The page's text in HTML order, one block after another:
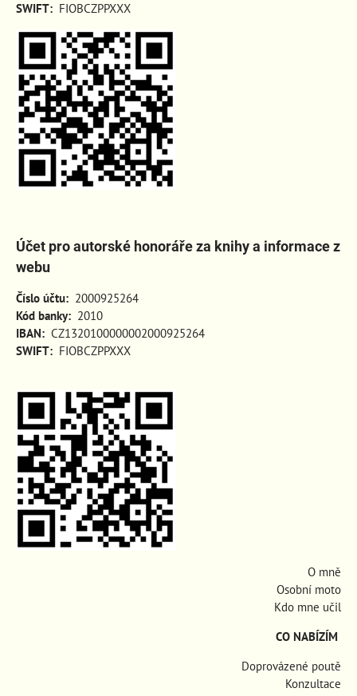
SWIFT: FIOBCZPPXXX
Účet pro autorské honoráře za knihy a informace z
webu
Číslo účtu: 2000925264
Kód banky: 2010
IBAN: CZ1320100000002000925264
SWIFT: FIOBCZPPXXX
O mně
Osobní moto
Kdo mne učil
CO NABÍZÍM
Doprovázené poutě
Konzultace